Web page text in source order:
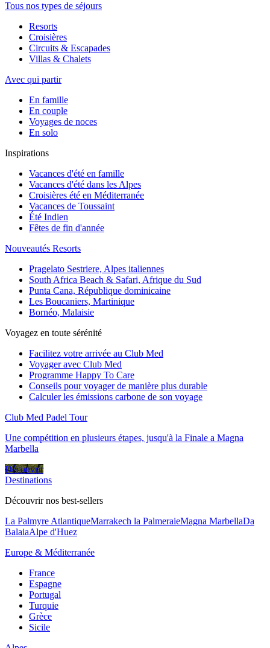
Tous nos types de séjours
Resorts
Croisières
Circuits & Escapades
Villas & Chalets
Avec qui partir
En famille
En couple
Voyages de noces
En solo
Inspirations
Vacances d'été en famille
Vacances d'été dans les Alpes
Croisières été en Méditerranée
Vacances de Toussaint
Été Indien
Fêtes de fin d'année
Nouveautés Resorts
Pragelato Sestriere, Alpes italiennes
South Africa Beach & Safari, Afrique du Sud
Punta Cana, République dominicaine
Les Boucaniers, Martinique
Bornéo, Malaisie
Voyagez en toute sérénité
Facilitez votre arrivée au Club Med
Voyager avec Club Med
Programme Happy To Care
Conseils pour voyager de manière plus durable
Calculer les émissions carbone de son voyage
Club Med Padel Tour
Une compétition en plusieurs étapes, jusqu'à la Finale a Magna
Marbella
Découvrir
Destinations
Découvrir nos best-sellers
La Palmyre AtlantiqueMarrakech la PalmeraieMagna MarbellaDa
BalaiaAlpe d'Huez
Europe & Méditerranée
France
Espagne
Portugal
Turquie
Grèce
Sicile